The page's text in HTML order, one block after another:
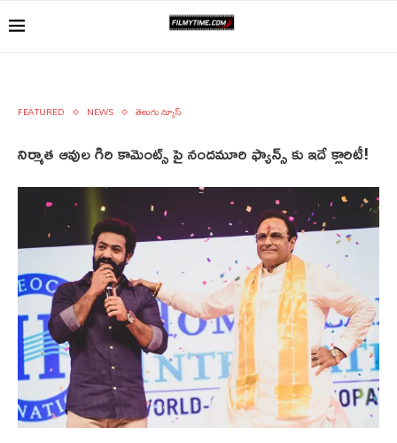
FEATURED NEWS తెలుగు న్యూస్
నిర్మాత ఆవుల గిరి కామెంట్స్ పై నందమూరి ఫ్యాన్స్‌ కు ఇదే క్లారిటీ!